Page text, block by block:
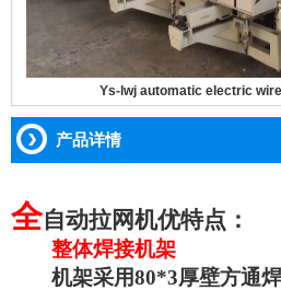
Ys-lwj automatic electric
产品详情
全自动拉网机优特点 ：
整体焊接机架
机架采用80*3厚壁方通